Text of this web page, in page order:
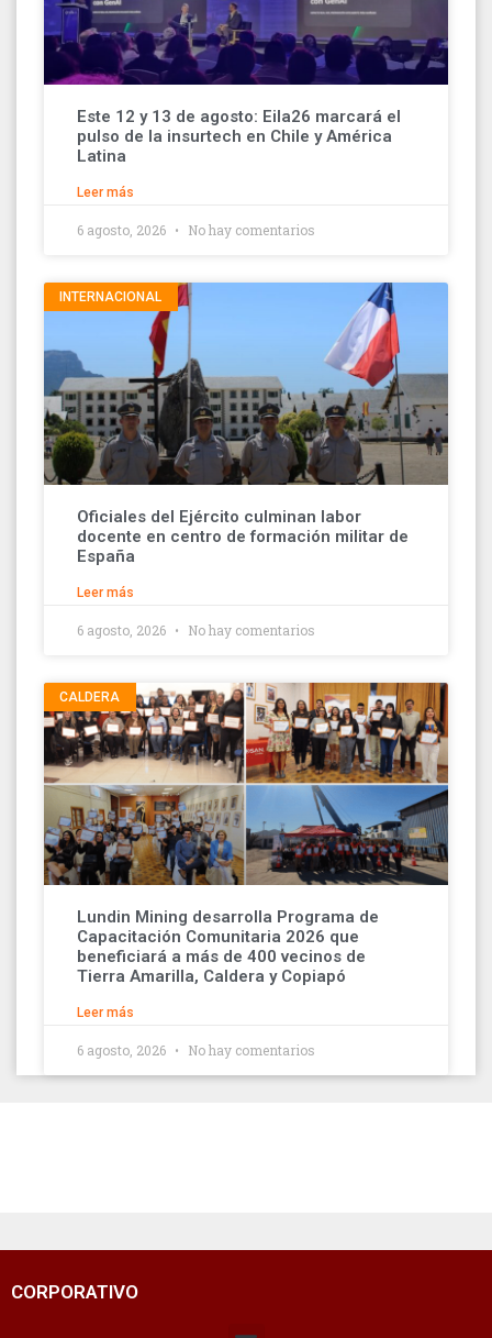
Este 12 y 13 de agosto: Eila26 marcará el
pulso de la insurtech en Chile y América
Latina
Leer más
6 agosto, 2026 No hay comentarios
INTERNACIONAL
Oficiales del Ejército culminan labor
docente en centro de formación militar de
España
Leer más
6 agosto, 2026 No hay comentarios
CALDERA
Lundin Mining desarrolla Programa de
Capacitación Comunitaria 2026 que
beneficiará a más de 400 vecinos de
Tierra Amarilla, Caldera y Copiapó
Leer más
6 agosto, 2026 No hay comentarios
CORPORATIVO